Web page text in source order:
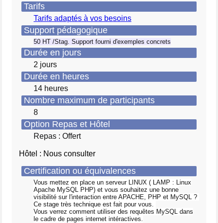
Tarifs
Tarifs adaptés à vos besoins
Support pédagogique
50 HT /Stag. Support fourni d'exemples concrets
Durée en jours
2 jours
Durée en heures
14 heures
Nombre maximum de participants
8
Option Repas et Hôtel
Repas : Offert
Hôtel : Nous consulter
Certification ou équivalences
Vous mettez en place un serveur LINUX ( LAMP : Linux
Apache MySQL PHP) et vous souhaitez une bonne
visibilité sur l'interaction entre APACHE, PHP et MySQL ?
Ce stage très technique est fait pour vous.
Vous verrez comment utiliser des requêtes MySQL dans
le cadre de pages internet intéractives.